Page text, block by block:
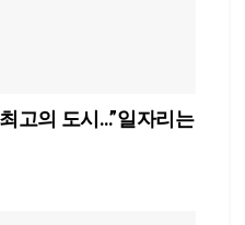
고의 도시…”일자리는